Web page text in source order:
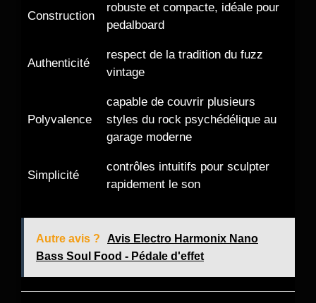
Construction
robuste et compacte, idéale pour
pedalboard
Authenticité
respect de la tradition du fuzz
vintage
Polyvalence
capable de couvrir plusieurs
styles du rock psychédélique au
garage moderne
Simplicité
contrôles intuitifs pour sculpter
rapidement le son
Autre avis ?
Avis Electro Harmonix Nano
Bass Soul Food - Pédale d'effet